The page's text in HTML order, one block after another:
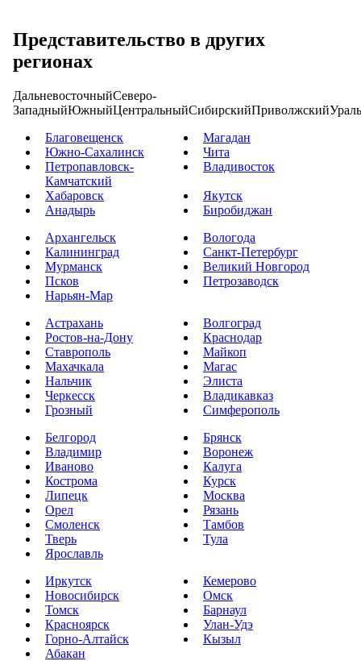
Представительство в других
регионах
ДальневосточныйСеверо-
ЗападныйЮжныйЦентральныйСибирскийПриволжский
Благовещенск
Магадан
Южно-Сахалинск
Чита
Петропавловск-
Камчатский
Владивосток
Хабаровск
Якутск
Анадырь
Биробиджан
Архангельск
Вологода
Калининград
Санкт-Петербург
Мурманск
Великий Новгород
Псков
Петрозаводск
Нарьян-Мар
Астрахань
Волгоград
Ростов-на-Дону
Краснодар
Ставрополь
Майкоп
Махачкала
Магас
Нальчик
Элиста
Черкесск
Владикавказ
Грозный
Симферополь
Белгород
Брянск
Владимир
Воронеж
Иваново
Калуга
Кострома
Курск
Липецк
Москва
Орел
Рязань
Смоленск
Тамбов
Тверь
Тула
Ярославль
Иркутск
Кемерово
Новосибирск
Омск
Томск
Барнаул
Красноярск
Улан-Удэ
Горно-Алтайск
Кызыл
Абакан